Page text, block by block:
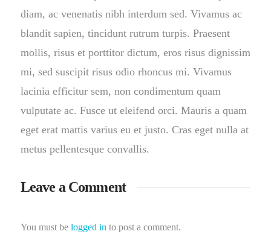
diam, ac venenatis nibh interdum sed. Vivamus ac
blandit sapien, tincidunt rutrum turpis. Praesent
mollis, risus et porttitor dictum, eros risus dignissim
mi, sed suscipit risus odio rhoncus mi. Vivamus
lacinia efficitur sem, non condimentum quam
vulputate ac. Fusce ut eleifend orci. Mauris a quam
eget erat mattis varius eu et justo. Cras eget nulla at
metus pellentesque convallis.
Leave a Comment
You must be logged in to post a comment.